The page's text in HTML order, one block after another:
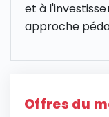
et à
approche
Offres du